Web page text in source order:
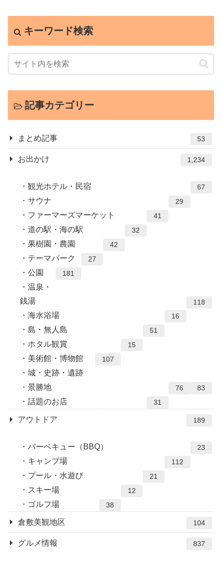
キーワード検索
記事カテゴリー
まとめ記事 53
お出かけ 1,234
観光ホテル・民宿 67
サウナ 29
ファーマーズマーケット 41
道の駅・海の駅 32
果樹園・農園 42
テーマパーク 27
公園 181
温泉・
銭湯
118
海水浴場 16
島・無人島 51
ホタル観賞 15
美術館・博物館 107
城・史跡・遺跡
83
景勝地 76
話題のお店 31
アウトドア 189
バーベキュー（BBQ） 23
キャンプ場 112
プール・水遊び 21
スキー場 12
ゴルフ場 38
倉敷美観地区 104
グルメ情報 837